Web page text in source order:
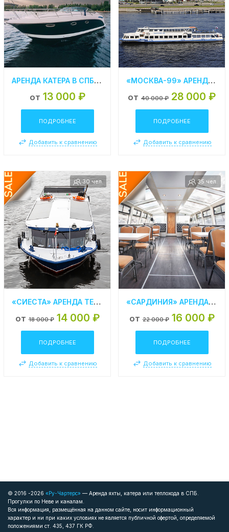
АРЕНДА КАТЕРА В СПБ «CHAPARRAL 330»
от 13 000 ₽
ПОДРОБНЕЕ
Добавить к сравнению
«МОСКВА-99» АРЕНДА ТЕПЛОХОДА В СПБ
от 40 000 ₽ 28 000 ₽
ПОДРОБНЕЕ
Добавить к сравнению
30 чел.
«СИЕСТА» АРЕНДА ТЕПЛОХОДА В СПБ
от 18 000 ₽ 14 000 ₽
ПОДРОБНЕЕ
Добавить к сравнению
35 чел.
«САРДИНИЯ» АРЕНДА ТЕПЛОХОДА В СПБ
от 22 000 ₽ 16 000 ₽
ПОДРОБНЕЕ
Добавить к сравнению
© 2016 -2026 «Ру-Чартерс» — Аренда яхты, катера или теплохода в СПБ.
Прогулки по Неве и каналам.
Вся информация, размещённая на данном сайте, носит информационный
характер и ни при каких условиях не является публичной офертой, определяемой
положениями ст. 435, 437 ГК РФ.